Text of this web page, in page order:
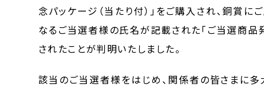
念パッケージ（当たり付）」をご購入され、銅賞
なるご当選者様の氏名が記載された「ご当選商品
されたことが判明いたしました。
該当のご当選者様をはじめ、関係者の皆さまに